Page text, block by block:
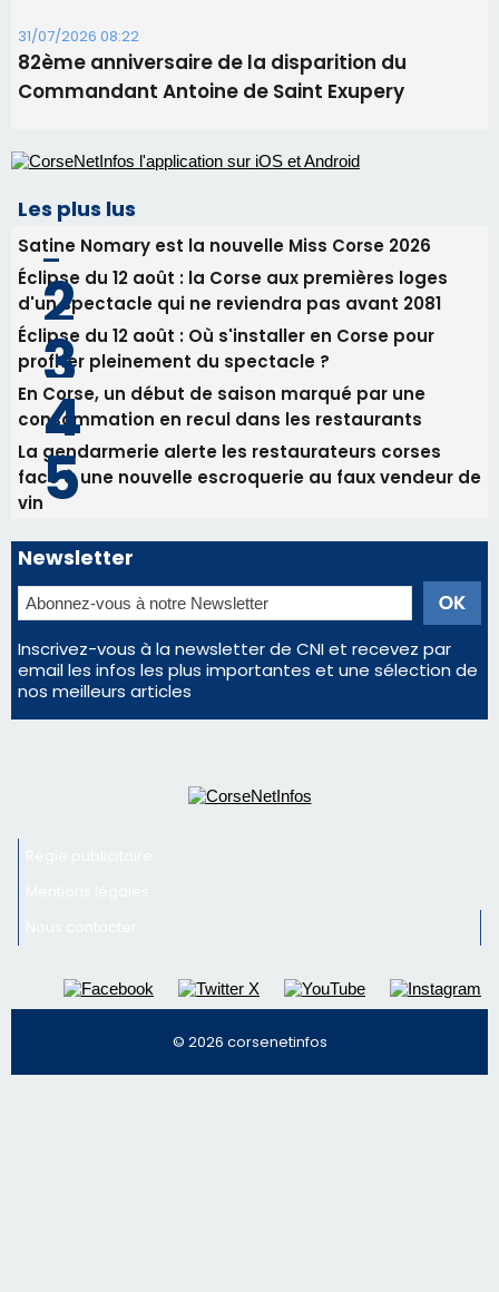
d'un spectacle qui ne reviendra pas avant 2081
Éclipse du 12 août : Où s'installer en Corse pour
profiter pleinement du spectacle ?
consommation en recul dans les restaurants
face à une nouvelle escroquerie au faux vendeur de
vin
Newsletter
Inscrivez-vous à la newsletter de CNI et recevez par
email les infos les plus importantes et une sélection de
nos meilleurs articles
Régie publicitaire
Nous contacter
© 2026 corsenetinfos